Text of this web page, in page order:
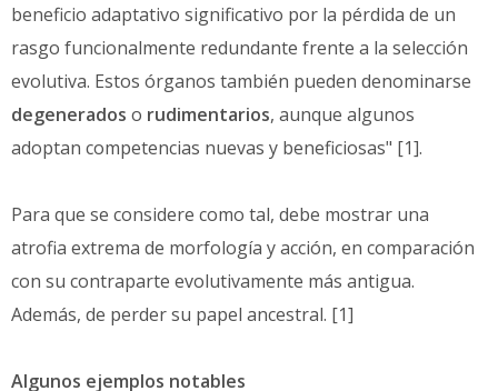
beneficio adaptativo significativo por la pérdida de un
rasgo funcionalmente redundante frente a la selección
evolutiva. Estos órganos también pueden denominarse
degenerados o rudimentarios, aunque algunos
adoptan competencias nuevas y beneficiosas" [1].
Para que se considere como tal, debe mostrar una
atrofia extrema de morfología y acción, en comparación
con su contraparte evolutivamente más antigua.
Además, de perder su papel ancestral. [1]
Algunos ejemplos notables